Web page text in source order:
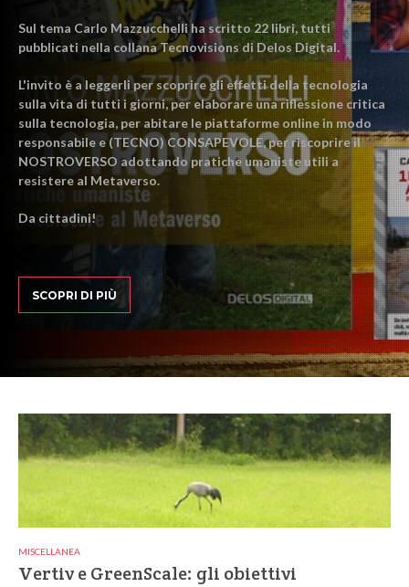
Sul tema Carlo Mazzucchelli ha scritto 22 libri, tutti
pubblicati nella collana Tecnovisions di Delos Digital.
L'invito è a leggerli per scoprire gli effetti della tecnologia
sulla vita di tutti i giorni, per elaborare una riflessione critica
sulla tecnologia, per abitare le piattaforme online in modo
responsabile e (TECNO) CONSAPEVOLE, per riscoprire il
NOSTROVERSO adottando pratiche umaniste utili a
resistere al Metaverso.
Da cittadini!
SCOPRI DI PIÙ
MISCELLANEA
Vertiv e GreenScale: gli obiettivi